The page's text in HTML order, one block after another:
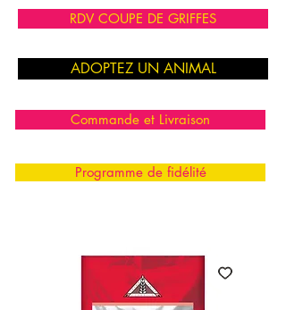
RDV COUPE DE GRIFFES
ADOPTEZ UN ANIMAL
Commande et Livraison
Programme de fidélité